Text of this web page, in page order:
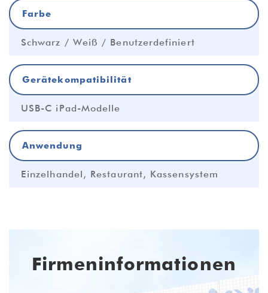
Farbe
Schwarz / Weiß / Benutzerdefiniert
Gerätekompatibilität
USB-C iPad-Modelle
Anwendung
Einzelhandel, Restaurant, Kassensystem
Firmeninformationen